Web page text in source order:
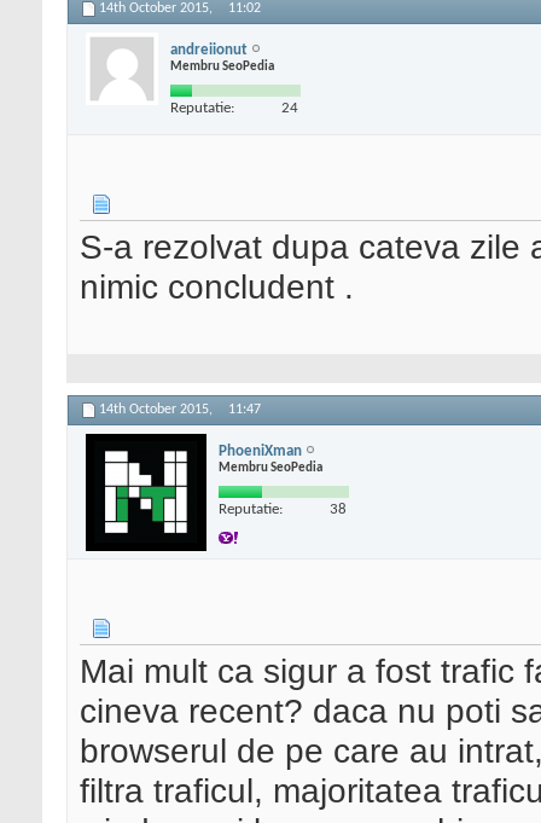
14th October 2015, 11:02
andreiionut
Membru SeoPedia
Reputatie: 24
S-a rezolvat dupa cateva zile
nimic concludent .
14th October 2015, 11:47
PhoeniXman
Membru SeoPedia
Reputatie: 38
Mai mult ca sigur a fost trafic
cineva recent? daca nu poti
browserul de pe care au
filtra traficul, majoritatea